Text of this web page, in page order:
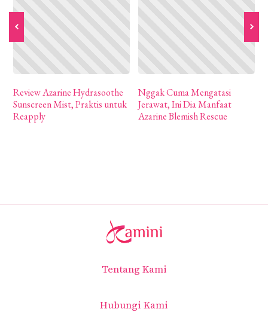
Review Azarine Hydrasoothe
Sunscreen Mist, Praktis untuk
Reapply
Nggak Cuma Mengatasi
Jerawat, Ini Dia Manfaat
Azarine Blemish Rescue
Tentang Kami
Hubungi Kami